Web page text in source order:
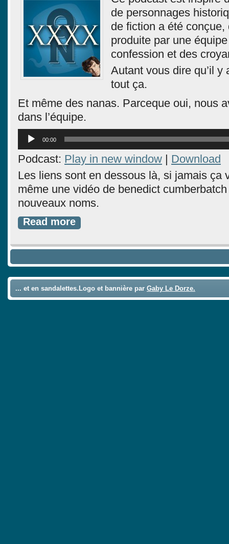
de personnages
de fiction a été conçue,
produite par une
confession et des
Autant vous dire qu’il y
tout ça.
Et même des nanas. Parceque oui, nous
dans l’équipe.
Lecteur
audio
00:00
Podcast: Play in new window | Download
Les liens sont en dessous là, si jamais ça
même une vidéo de benedict
nouveaux noms.
Read more
... et en sandalettes.Logo et bannière par Gaby Le Dorze.